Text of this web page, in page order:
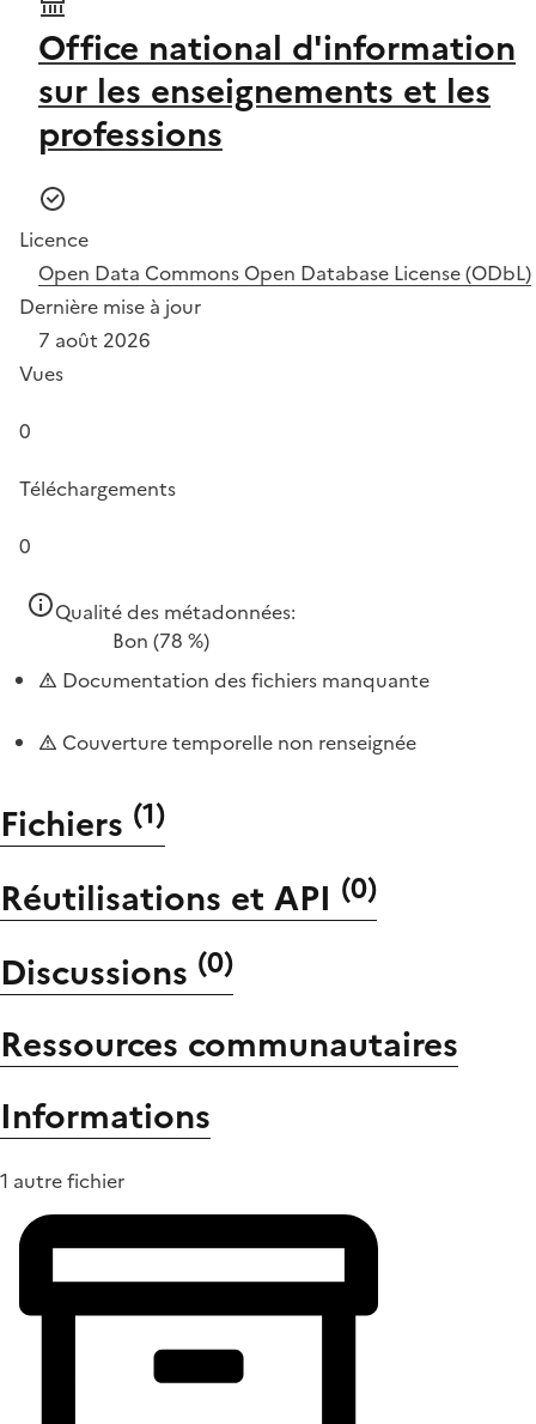
Office national d'information
sur les enseignements et les
professions
Licence
Open Data Commons Open Database License (ODbL)
Dernière mise à jour
7 août 2026
Vues
0
Téléchargements
0
Qualité des métadonnées:
Bon (78 %)
Documentation des fichiers manquante
Couverture temporelle non renseignée
Fichiers (1)
Réutilisations et API (0)
Discussions (0)
Ressources communautaires
Informations
1 autre fichier